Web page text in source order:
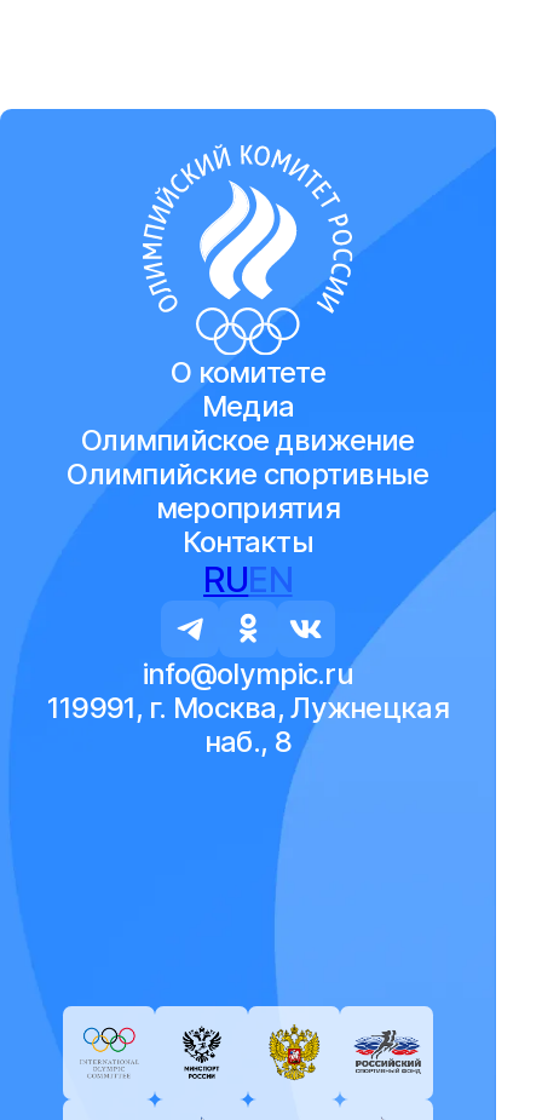
О комитете
Медиа
Олимпийское движение
Олимпийские спортивные
мероприятия
Контакты
RUEN
info@olympic.ru
119991, г. Москва, Лужнецкая
наб., 8